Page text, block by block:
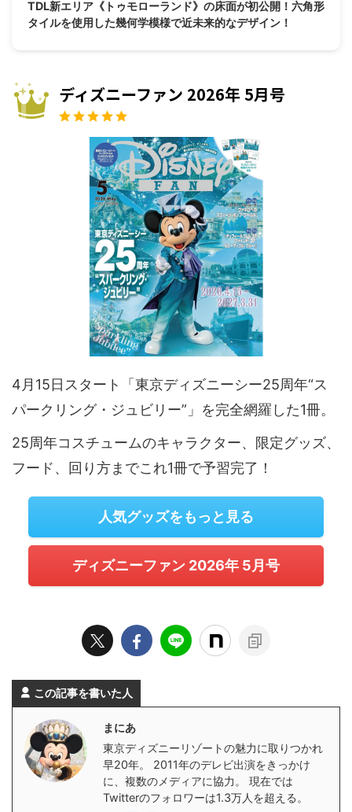
TDL新エリア《トゥモローランド》の床面が初公開！六角形
タイルを使用した幾何学模様で近未来的なデザイン！
ディズニーファン 2026年 5月号
4月15日スタート「東京ディズニーシー25周年“ス
パークリング・ジュビリー”」を完全網羅した1冊。
25周年コスチュームのキャラクター、限定グッズ、
フード、回り方までこれ1冊で予習完了！
人気グッズをもっと見る
ディズニーファン 2026年 5月号
この記事を書いた人
まにあ
東京ディズニーリゾートの魅力に取りつかれ
早20年。 2011年のデレビ出演をきっかけ
に、複数のメディアに協力。 現在では
Twitterのフォロワーは1.3万人を超える。